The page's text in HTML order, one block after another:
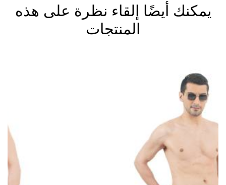
يمكنك أيضًا إلقاء نظرة على هذه
المنتجات